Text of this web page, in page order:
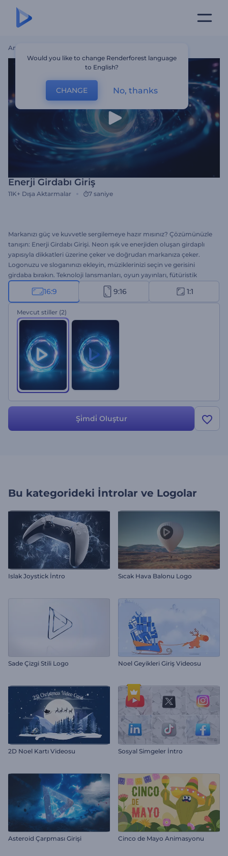
Ana Sayfa
Enerji Girdabı Giriş
11K+ Dışa Aktarmalar 7 saniye
Markanızı güç ve kuvvetle sergilemeye hazır mısınız? Çözümünüzle
tanışın: Enerji Girdabı Girişi. Neon ışık ve enerjiden oluşan girdaplı
yapısıyla dikkatleri üzerine çeker ve doğrudan markanıza çeker.
Logonuzu ve sloganınızı ekleyin, müziklerinizi seçin ve gerisini
girdaba bırakın. Teknoloji lansmanları, oyun yayınları, fütüristik
sunum açılışları ve diğer yoğun içerikler için idealdir. Hemen
deneyin!
16:9 9:16 1:1
Mevcut stiller (2)
Şi̇mdi̇ Oluştur
Bu kategorideki İntrolar ve Logolar
Islak Joystick İntro Sıcak Hava Balonu Logo
Sade Çizgi Stili Logo Noel Geyikleri Giriş Videosu
2D Noel Kartı Videosu Sosyal Simgeler İntro
Asteroid Çarpması Girişi Cinco de Mayo Animasyonu
Would you like to change Renderforest language
to English?
CHANGE No, thanks